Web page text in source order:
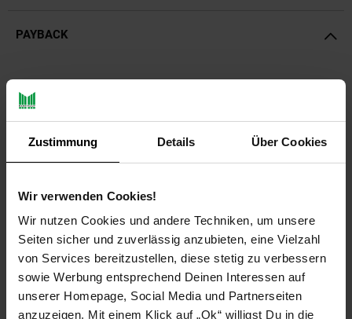
Zustimmung Details Über Cookies
Wir verwenden Cookies!
Wir nutzen Cookies und andere Techniken, um unsere
Seiten sicher und zuverlässig anzubieten, eine Vielzahl
von Services bereitzustellen, diese stetig zu verbessern
sowie Werbung entsprechend Deinen Interessen auf
unserer Homepage, Social Media und Partnerseiten
anzuzeigen. Mit einem Klick auf „Ok“ willigst Du in die
PAYBACK
Produktbeschreibung
Aquagart - ein wahrer Allrounder für Haus und Garten
Drahtgeflecht feinmaschig - entdecken Sie die vielfältigen
Einsatzmöglichkeiten:
Wohlfühlraum für Tiere: